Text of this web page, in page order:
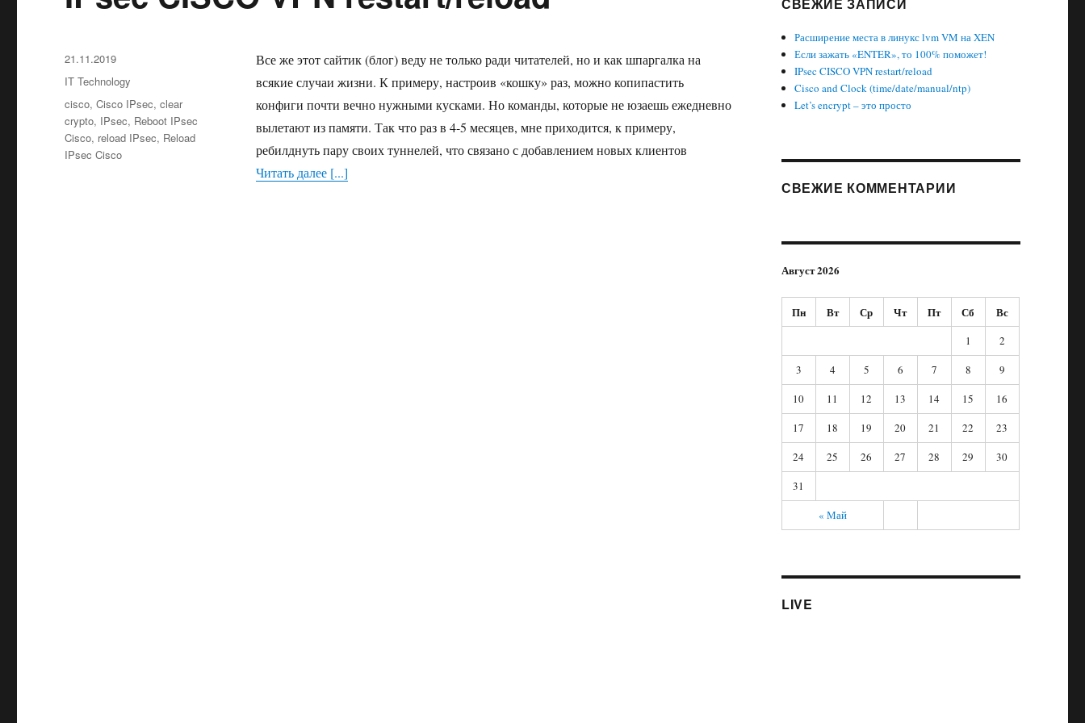
Все же этот сайтик (блог) веду не только ради читателей, но и как шпаргалка на
всякие случаи жизни. К примеру, настроив «кошку» раз, можно копипастить
конфиги почти вечно нужными кусками. Но команды, которые не юзаешь ежедневно
вылетают из памяти. Так что раз в 4-5 месяцев, мне приходится, к примеру,
ребилднуть пару своих туннелей, что связано с добавлением новых клиентов
Читать далее [...]
Опубликовано
21.11.2019
Рубрики
IT Technology
Метки
cisco,Cisco IPsec,clear
crypto, IPsec, Reboot IPsec
Cisco, reload IPsec, Reload
IPsec Cisco
Расширение места в линукс lvm VM на XEN
Если зажать «ENTER», то 100% поможет!
IPsec CISCO VPN restart/reload
Cisco and Clock (time/date/manual/ntp)
Let’s encrypt – это просто
СВЕЖИЕ КОММЕНТАРИИ
Август 2026
Пн Вт Ср Чт Пт Сб Вс
« Май
1
2
3
4 5 6 7 8
9
10
11 12 13 14 15
16
17
18 19 20 21 22
23
24
25 26 27 28 29
30
31
LIVE